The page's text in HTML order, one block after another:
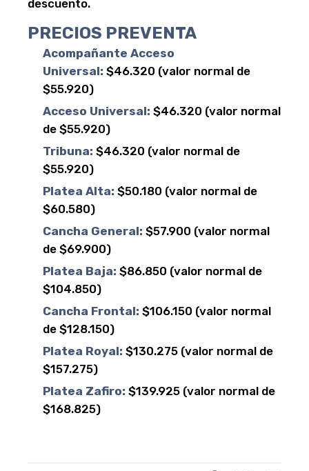
descuento.
PRECIOS PREVENTA
Acompañante Acceso
Universal: $46.320 (valor normal de
$55.920)
Acceso Universal: $46.320 (valor normal
de $55.920)
Tribuna: $46.320 (valor normal de
$55.920)
Platea Alta: $50.180 (valor normal de
$60.580)
Cancha General: $57.900 (valor normal
de $69.900)
Platea Baja: $86.850 (valor normal de
$104.850)
Cancha Frontal: $106.150 (valor normal
de $128.150)
Platea Royal: $130.275 (valor normal de
$157.275)
Platea Zafiro: $139.925 (valor normal de
$168.825)